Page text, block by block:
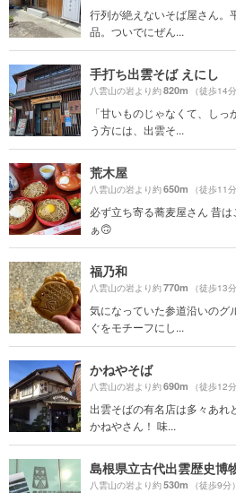
行列が絶えないそば屋さん。
品。ついでにぜん...
手打ち出雲そば えにし
八雲山の岩より約820m （徒歩14分
「甘いものじゃなくて、し
う方には、出雲そ...
荒木屋
八雲山の岩より約650m （徒歩11分
必ず立ち寄る蕎麦屋さん 昔
ぁ🙃
福乃和
八雲山の岩より約770m （徒歩13分
気になっていた参道沿いのグ
ぐをモチーフにし...
かねやそば
八雲山の岩より約690m （徒歩12分
出雲そばの有名店は多々あれ
かねやさん！ 味...
島根県立古代出雲歴史博
八雲山の岩より約530m （徒歩9分）